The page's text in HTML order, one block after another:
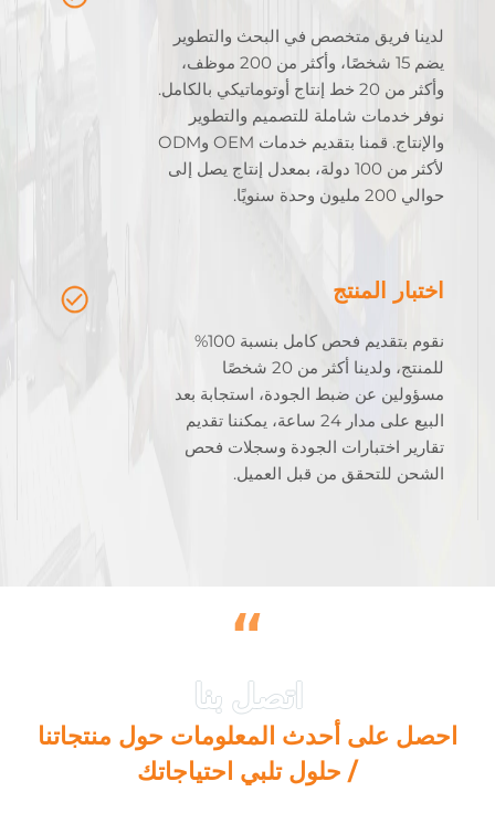
لدينا فريق متخصص في البحث والتطوير
يضم 15 شخصًا، وأكثر من 200 موظف،
وأكثر من 20 خط إنتاج أوتوماتيكي بالكامل.
نوفر خدمات شاملة للتصميم والتطوير
والإنتاج. قمنا بتقديم خدمات OEM وODM
لأكثر من 100 دولة، بمعدل إنتاج يصل إلى
حوالي 200 مليون وحدة سنويًا.
اختبار المنتج
نقوم بتقديم فحص كامل بنسبة 100%
للمنتج، ولدينا أكثر من 20 شخصًا
مسؤولين عن ضبط الجودة، استجابة بعد
البيع على مدار 24 ساعة، يمكننا تقديم
تقارير اختبارات الجودة وسجلات فحص
الشحن للتحقق من قبل العميل.
“
احصل على أحدث المعلومات حول منتجاتنا
/ حلول تلبي احتياجاتك